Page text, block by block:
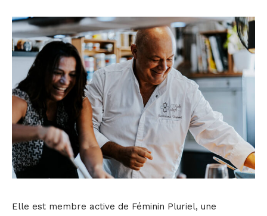
Elle est membre active de Féminin Pluriel, une